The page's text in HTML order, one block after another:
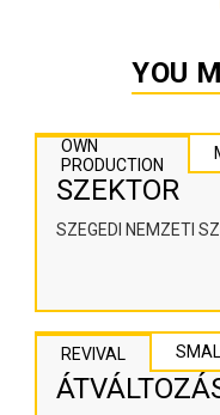
YOU
OWN
PRODUCTION
SZEKTOR
SZEGEDI NEMZETI
REVIVAL